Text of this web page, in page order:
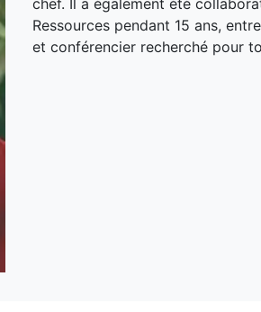
chef. Il a également été
Ressources pendant 15 ans,
et conférencier recherché pour